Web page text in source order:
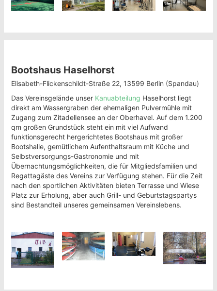
Bootshaus Haselhorst
Elisabeth-Flickenschildt-Straße 22, 13599 Berlin (Spandau)
Das Vereinsgelände unser Kanuabteilung Haselhorst liegt
direkt am Wassergraben der ehemaligen Pulvermühle mit
Zugang zum Zitadellensee an der Oberhavel. Auf dem 1.200
qm großen Grundstück steht ein mit viel Aufwand
funktionsgerecht hergerichtetes Bootshaus mit großer
Bootshalle, gemütlichem Aufenthaltsraum mit Küche und
Selbstversorgungs-Gastronomie und mit
Übernachtungsmöglichkeiten, die für Mitgliedsfamilien und
Regattagäste des Vereins zur Verfügung stehen. Für die Zeit
nach den sportlichen Aktivitäten bieten Terrasse und Wiese
Platz zur Erholung, aber auch Grill- und Geburtstagspartys
sind Bestandteil unseres gemeinsamen Vereinslebens.